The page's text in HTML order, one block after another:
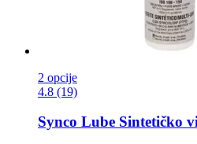
2 opcije
4.8 (19)
Synco Lube Sintetičko